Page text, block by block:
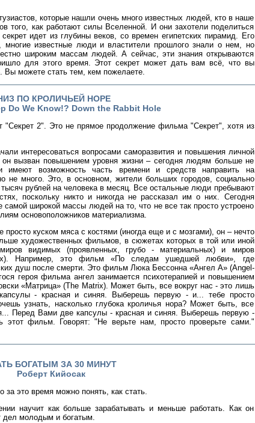
которые нашли очень много известных людей, кто в наше
того, как работают силы Вселенной. И они захотели поделиться
идет из глубины веков, со времен египетских пирамид. Его
многие известные люди и властители прошлого знали о нем, но
широким массам людей. А сейчас, эти знания открываются
для этого время. Этот секрет может дать вам всё, что вы
Вы можете стать тем, кем пожелаете.
ПО КРОЛИЧЬЕЙ НОРЕ
Do We Know!? Down the Rabbit Hole
"Секрет 2". Это не прямое продолжение фильма "Секрет", хотя из
интересоваться вопросами саморазвития и повышения личной
он вызван повышением уровня жизни – сегодня людям больше не
имеют возможность часть времени и средств направить на
не много. Это, в основном, жители больших городов, социально
рублей на человека в месяц. Все остальные люди пребывают
поскольку никто и никогда не рассказал им о них. Сегодня
широкой массы людей на то, что не все так просто устроено
основоположников материализма.
просто куском мяса с костями (иногда еще и с мозгами), он – нечто
художественных фильмов, в сюжетах которых в той или иной
видимых (проявленных, грубо - материальных) и миров
Например, это фильм «По следам ушедшей любви», где
душ после смерти. Это фильм Люка Бессонна «Ангел А» (Angel-
героя фильма ангел занимается психотерапией и повышением
«Матрица» (The Matrix). Может быть, все вокруг нас - это лишь
- красная и синяя. Выберешь первую - и... тебе просто
узнать, насколько глубока кроличья нора? Может быть, все
Перед Вами две капсулы - красная и синяя. Выберешь первую -
этот фильм. Говорят: "Не верьте нам, просто проверьте сами."
БОГАТЫМ ЗА 30 МИНУТ
Роберт Кийосак
за это время можно понять, как стать.
научит как больше зарабатывать и меньше работать. Как он
дел молодым и богатым.